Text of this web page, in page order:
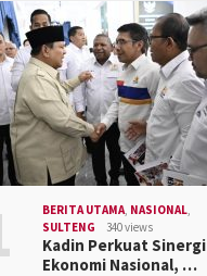
BERITA UTAMA NASIONAL
SULTENG
340 views
Kadin Perkuat Sinergi
Ekonomi Nasional, …